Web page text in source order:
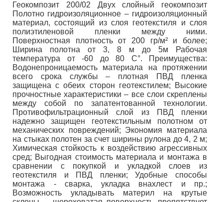
Геокомпозит 200/02 Двух слойный геокомпозит
Полотно гидроизоляционное – гидроизоляционный
материал, состоящий из слоя геотекстиля и слоя
полиэтиленовой пленки между ними.
Поверхностная плотность от 200 гр/м² и более;
Ширина полотна от 3, 8 м до 5м Рабочая
температура от -60 до 80 С°. Преимущества:
Водонепроницаемость материала на протяжении
всего срока службы – плотная ПВД пленка
защищена с обеих сторон геотекстилем; Высокие
прочностные характеристики – все слои скреплены
между собой по запатентованной технологии.
Противофильтрационный слой из ПВД пленки
надежно защищен геотекстильным полотном от
механических повреждений; Экономия материала
на стыках полотен за счет ширины рулона до 4, 2 м;
Химическая стойкость к воздействию агрессивных
сред; Выгодная стоимость материала и монтажа в
сравнении с покупкой и укладкой слоев из
геотекстиля и ПВД пленки; Удобные способы
монтажа - сварка, укладка внахлест и пр.;
Возможность укладывать материл на крутые